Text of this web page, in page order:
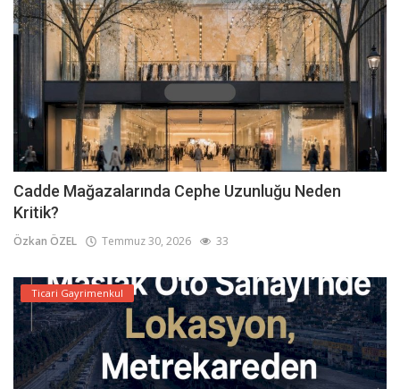
Cadde Mağazalarında Cephe Uzunluğu Neden
Kritik?
Özkan ÖZEL Temmuz 30, 2026 33
Ticari Gayrimenkul